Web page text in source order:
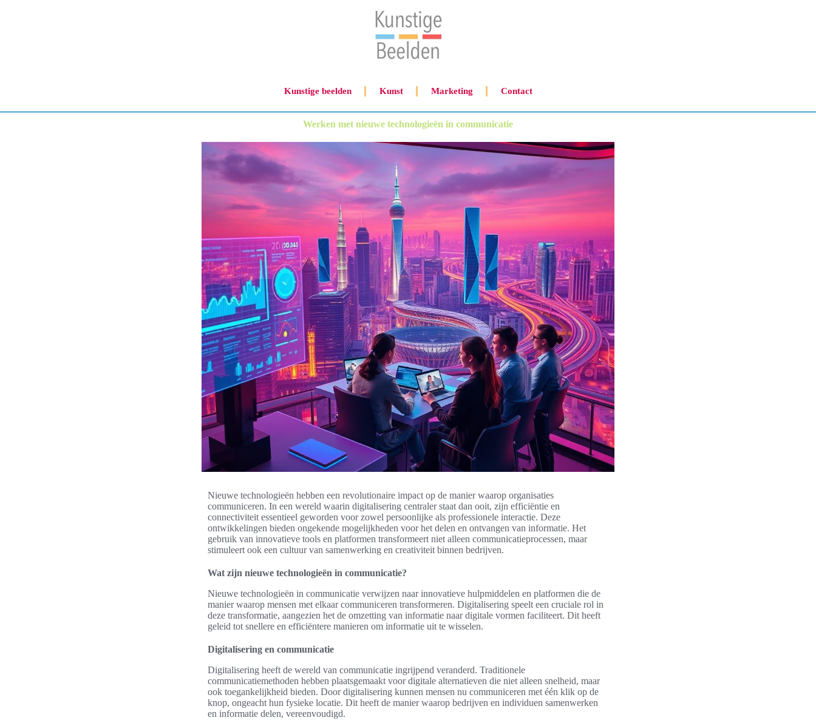
Kunstige beelden Kunst Marketing Contact
Werken met nieuwe technologieën in communicatie
Nieuwe technologieën hebben een revolutionaire impact op de manier waarop organisaties
communiceren. In een wereld waarin digitalisering centraler staat dan ooit, zijn efficiëntie en
connectiviteit essentieel geworden voor zowel persoonlijke als professionele interactie. Deze
ontwikkelingen bieden ongekende mogelijkheden voor het delen en ontvangen van informatie. Het
gebruik van innovatieve tools en platformen transformeert niet alleen communicatieprocessen, maar
stimuleert ook een cultuur van samenwerking en creativiteit binnen bedrijven.
Wat zijn nieuwe technologieën in communicatie?
Nieuwe technologieën in communicatie verwijzen naar innovatieve hulpmiddelen en platformen die de
manier waarop mensen met elkaar communiceren transformeren. Digitalisering speelt een cruciale rol in
deze transformatie, aangezien het de omzetting van informatie naar digitale vormen faciliteert. Dit heeft
geleid tot snellere en efficiëntere manieren om informatie uit te wisselen.
Digitalisering en communicatie
Digitalisering heeft de wereld van communicatie ingrijpend veranderd. Traditionele
communicatiemethoden hebben plaatsgemaakt voor digitale alternatieven die niet alleen snelheid, maar
ook toegankelijkheid bieden. Door digitalisering kunnen mensen nu communiceren met één klik op de
knop, ongeacht hun fysieke locatie. Dit heeft de manier waarop bedrijven en individuen samenwerken
en informatie delen, vereenvoudigd.